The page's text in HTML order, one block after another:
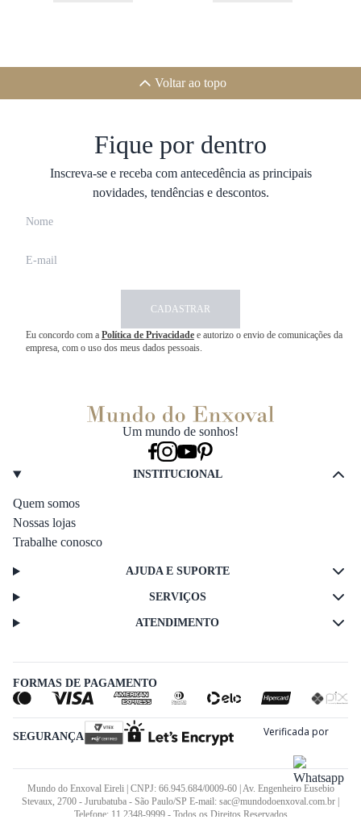
Voltar ao topo
Fique por dentro
Inscreva-se e receba com antecedência as principais
novidades, tendências e descontos.
CADASTRAR
Eu concordo com a Política de Privacidade e autorizo o envio de comunicações da
empresa, com o uso dos meus dados pessoais.
Um mundo de sonhos!
INSTITUCIONAL
Quem somos
Nossas lojas
Trabalhe conosco
AJUDA E SUPORTE
SERVIÇOS
ATENDIMENTO
FORMAS DE PAGAMENTO
SEGURANÇA
Mundo do Enxoval Eireli | CNPJ: 66.945.684/0009-60 | Av. Engenheiro Eusebio
Stevaux, 2700 - Jurubatuba - São Paulo/SP E-mail: sac@mundodoenxoval.com.br |
Telefone: 11 2348-9999 - Todos os Direitos Reservados